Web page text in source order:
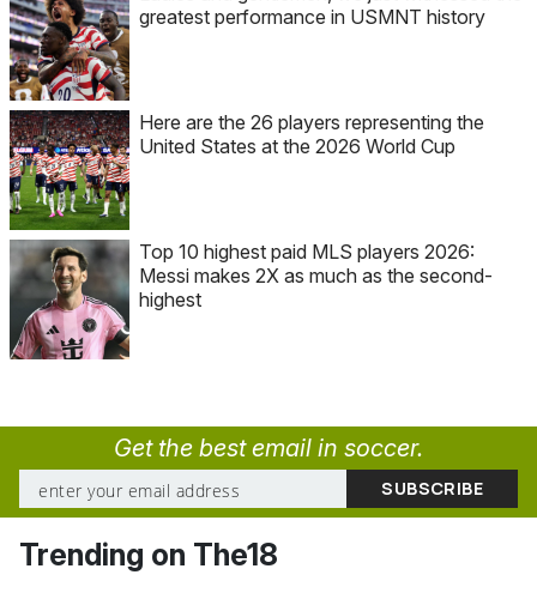
greatest performance in USMNT history
Here are the 26 players representing the
United States at the 2026 World Cup
Top 10 highest paid MLS players 2026:
Messi makes 2X as much as the second-
highest
Get the best email in soccer.
Trending on The18